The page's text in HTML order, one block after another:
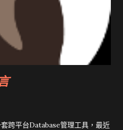
跨平台Database管理工具，最近